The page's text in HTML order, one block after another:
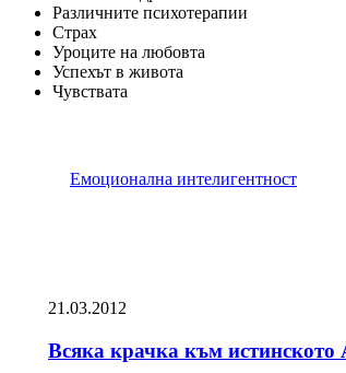
Различните психотерапии
Страх
Уроците на любовта
Успехът в живота
Чувствата
Емоционална интелигентност
21.03.2012
Всяка крачка към истинското